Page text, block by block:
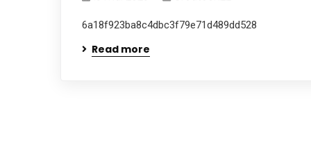
6a18f923ba8c4dbc3f79e71d489dd528
Read more